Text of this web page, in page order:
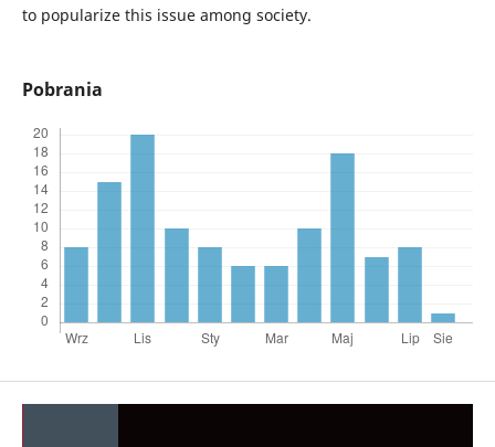
to popularize this issue among society.
Pobrania